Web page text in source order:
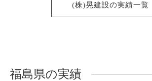
(株)晃建設の実績一覧
福島県の実績